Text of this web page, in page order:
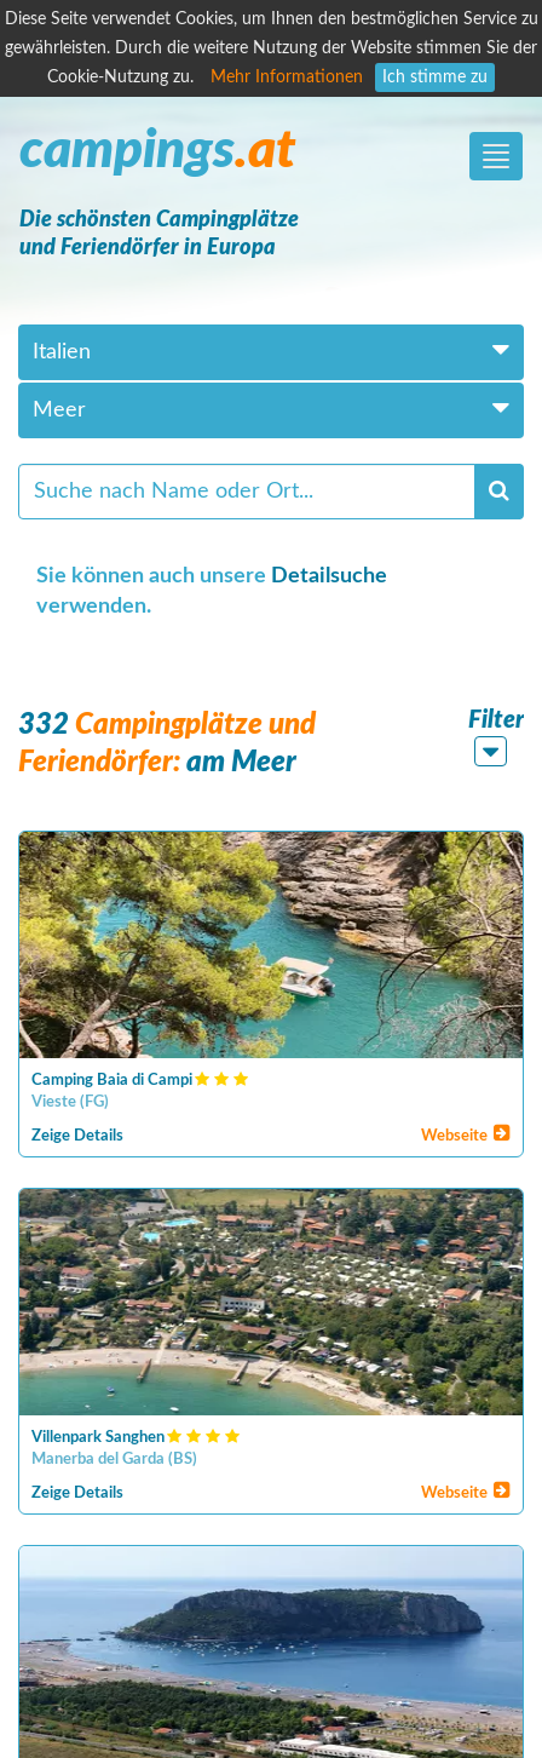
Diese Seite verwendet Cookies, um Ihnen den bestmöglichen Service zu
gewährleisten. Durch die weitere Nutzung der Website stimmen Sie der
Cookie-Nutzung zu.
Mehr Informationen Ich stimme zu
Toggle
campings.at
Die schönsten Campingplätze
und Feriendörfer in Europa
Italien
Meer
Sie können auch unsere Detailsuche
verwenden.
332 Campingplätze und
Feriendörfer: am Meer
Filter
Camping Baia di Campi
Vieste ( FG)
Zeige Details Webseite
Villenpark Sanghen
Manerba del Garda ( BS)
Zeige Details Webseite